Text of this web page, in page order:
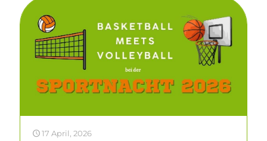
17 April, 2026